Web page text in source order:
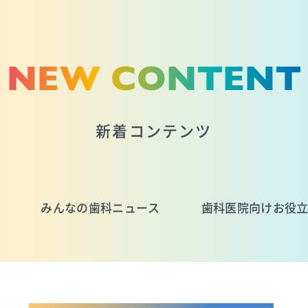
NEW CONTENT
新着コンテンツ
みんなの歯科ニュース 歯科医院向けお役